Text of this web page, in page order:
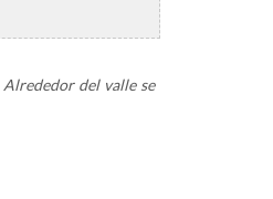
Alrededor del valle se